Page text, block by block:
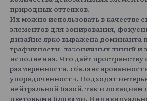
природных оттенков.
Их можно использовать в качестве
элементов для зонирования,
дизайне ярко выражена доминанта
графичности, лаконичных линий и
исполнения. Что даёт
размеренности,
упорядоченности. Подходят
нейтральной базой, так и
цветовыми блоками.